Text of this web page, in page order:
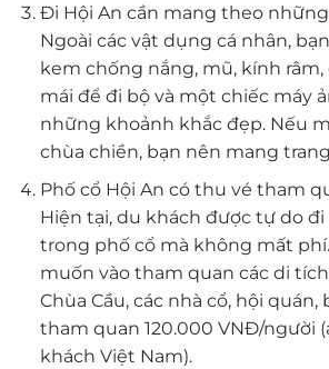
Đi Hội An cần mang theo
Ngoài các vật dụng cá nhân,
kem chống nắng, mũ, kính
mái để đi bộ và một chiếc máy
những khoảnh khắc đẹp. Nếu
chùa chiền, bạn nên mang
Phố cổ Hội An có thu vé tham
Hiện tại, du khách được tự do đi
trong phố cổ mà không mất
muốn vào tham quan các di
Chùa Cầu, các nhà cổ, hội quán,
tham quan 120.000 VNĐ/người
khách Việt Nam).